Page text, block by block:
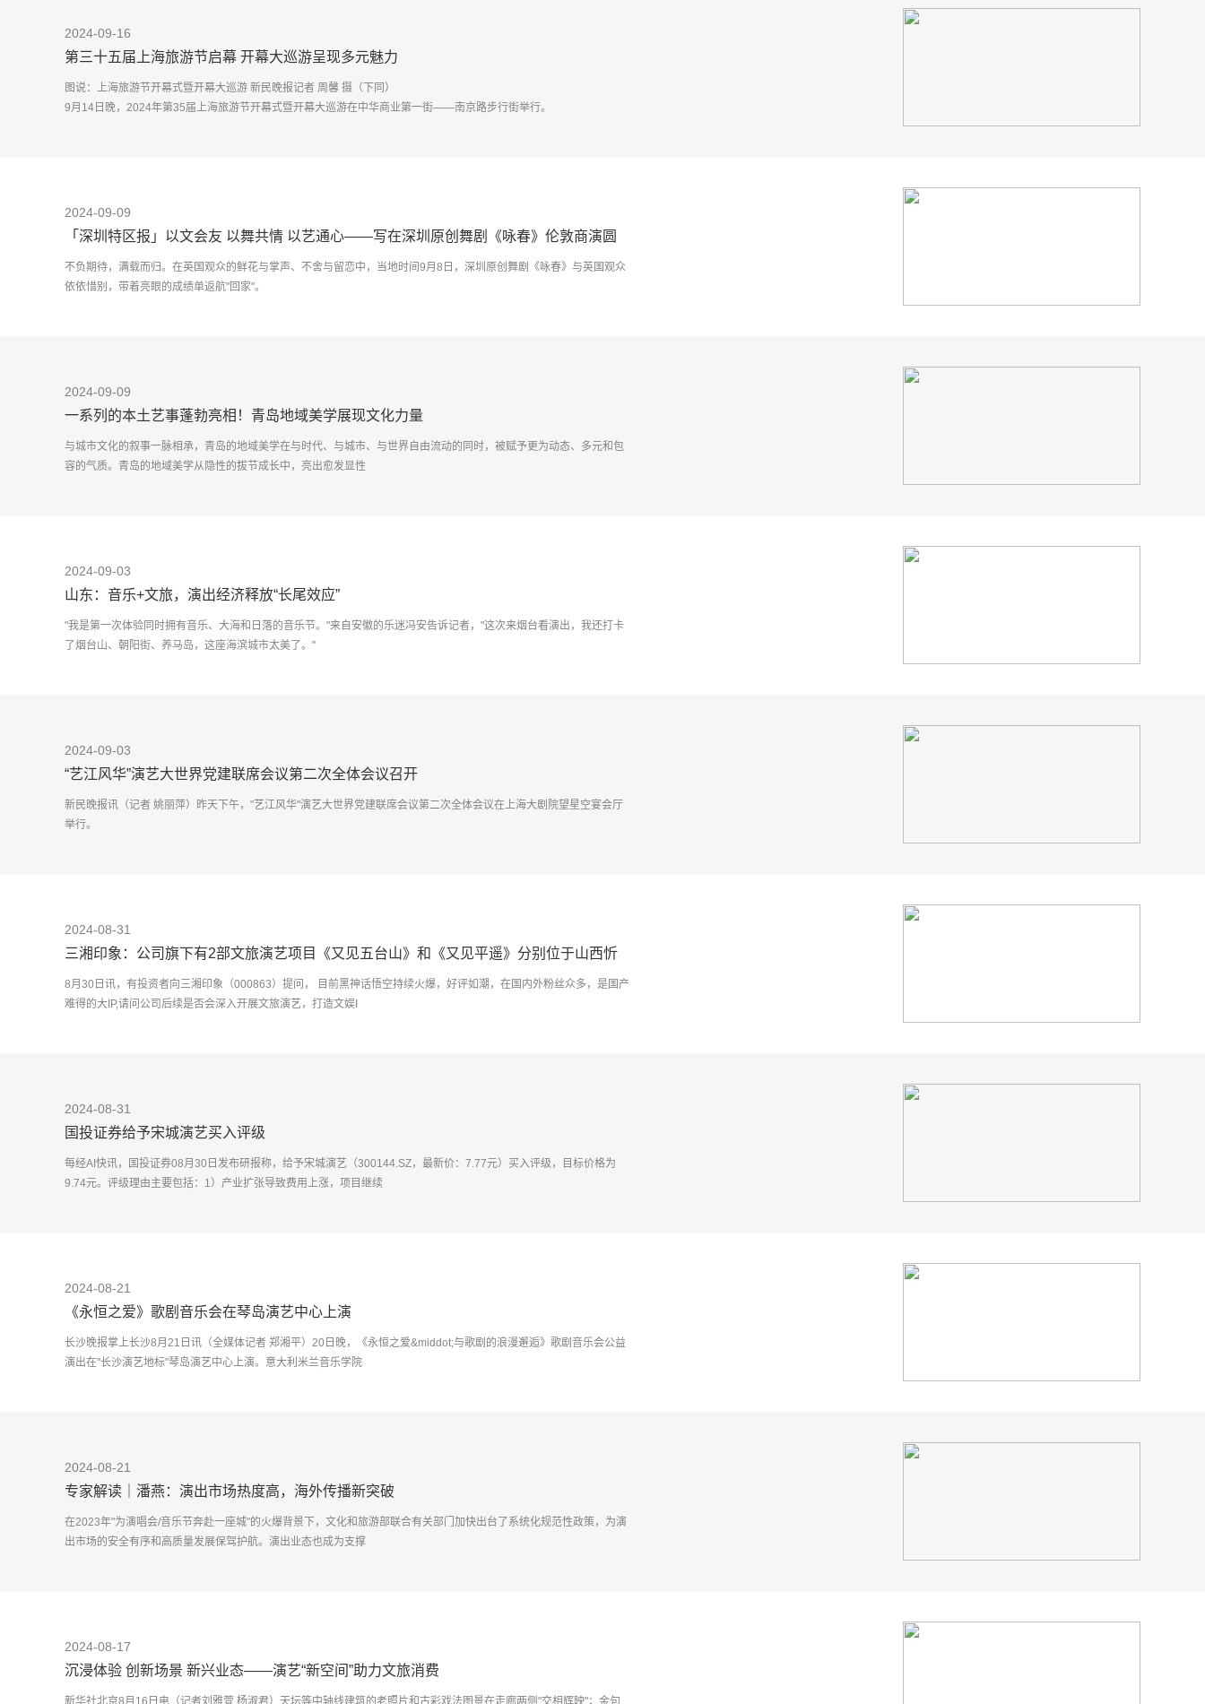
2024-09-16
第三十五届上海旅游节启幕 开幕大巡游呈现多元魅力
图说：上海旅游节开幕式暨开幕大巡游 新民晚报记者 周馨 摄（下同）
9月14日晚，2024年第35届上海旅游节开幕式暨开幕大巡游在中华商业第一街——南京路步行街举行。
2024-09-09
「深圳特区报」以文会友 以舞共情 以艺通心——写在深圳原创舞剧《咏春》伦敦商演圆
满成功之际
不负期待，满载而归。在英国观众的鲜花与掌声、不舍与留恋中，当地时间9月8日，深圳原创舞剧《咏春》与英国观众
依依惜别，带着亮眼的成绩单返航"回家"。
2024-09-09
一系列的本土艺事蓬勃亮相！青岛地域美学展现文化力量
与城市文化的叙事一脉相承，青岛的地域美学在与时代、与城市、与世界自由流动的同时，被赋予更为动态、多元和包
容的气质。青岛的地域美学从隐性的拔节成长中，亮出愈发显性
2024-09-03
山东：音乐+文旅，演出经济释放“长尾效应”
"我是第一次体验同时拥有音乐、大海和日落的音乐节。"来自安徽的乐迷冯安告诉记者，"这次来烟台看演出，我还打卡
了烟台山、朝阳街、养马岛，这座海滨城市太美了。"
2024-09-03
“艺江风华”演艺大世界党建联席会议第二次全体会议召开
新民晚报讯（记者 姚丽萍）昨天下午，"艺江风华"演艺大世界党建联席会议第二次全体会议在上海大剧院望星空宴会厅
举行。
2024-08-31
三湘印象：公司旗下有2部文旅演艺项目《又见五台山》和《又见平遥》分别位于山西忻
州、山西平遥
8月30日讯，有投资者向三湘印象（000863）提问， 目前黑神话悟空持续火爆，好评如潮，在国内外粉丝众多，是国产
难得的大IP,请问公司后续是否会深入开展文旅演艺，打造文娱I
2024-08-31
国投证券给予宋城演艺买入评级
每经AI快讯，国投证券08月30日发布研报称，给予宋城演艺（300144.SZ，最新价：7.77元）买入评级，目标价格为
9.74元。评级理由主要包括：1）产业扩张导致费用上涨，项目继续
2024-08-21
《永恒之爱》歌剧音乐会在琴岛演艺中心上演
长沙晚报掌上长沙8月21日讯（全媒体记者 郑湘平）20日晚，《永恒之爱&middot;与歌剧的浪漫邂逅》歌剧音乐会公益
演出在"长沙演艺地标"琴岛演艺中心上演。意大利米兰音乐学院
2024-08-21
专家解读｜潘燕：演出市场热度高，海外传播新突破
在2023年"为演唱会/音乐节奔赴一座城"的火爆背景下，文化和旅游部联合有关部门加快出台了系统化规范性政策，为演
出市场的安全有序和高质量发展保驾护航。演出业态也成为支撑
2024-08-17
沉浸体验 创新场景 新兴业态——演艺“新空间”助力文旅消费
新华社北京8月16日电（记者刘雅萱 杨淑君）天坛等中轴线建筑的老照片和古彩戏法图景在走廊两侧"交相辉映"；金句